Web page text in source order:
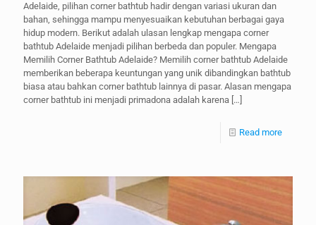
Adelaide, pilihan corner bathtub hadir dengan variasi ukuran dan
bahan, sehingga mampu menyesuaikan kebutuhan berbagai gaya
hidup modern. Berikut adalah ulasan lengkap mengapa corner
bathtub Adelaide menjadi pilihan berbeda dan populer. Mengapa
Memilih Corner Bathtub Adelaide? Memilih corner bathtub Adelaide
memberikan beberapa keuntungan yang unik dibandingkan bathtub
biasa atau bahkan corner bathtub lainnya di pasar. Alasan mengapa
corner bathtub ini menjadi primadona adalah karena […]
Read more